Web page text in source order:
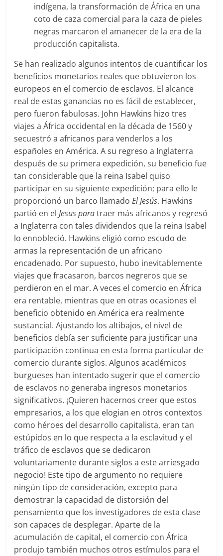
indígena, la transformación de África en una
coto de caza comercial para la caza de pieles
negras marcaron el amanecer de la era de la
producción capitalista.
Se han realizado algunos intentos de cuantificar los
beneficios monetarios reales que obtuvieron los
europeos en el comercio de esclavos. El alcance
real de estas ganancias no es fácil de establecer,
pero fueron fabulosas. John Hawkins hizo tres
viajes a África occidental en la década de 1560 y
secuestró a africanos para venderlos a los
españoles en América. A su regreso a Inglaterra
después de su primera expedición, su beneficio fue
tan considerable que la reina Isabel quiso
participar en su siguiente expedición; para ello le
proporcionó un barco llamadoEl Jesús. Hawkins
partió en elJesus paratraer más africanos y regresó
a Inglaterra con tales dividendos que la reina Isabel
lo ennobleció. Hawkins eligió como escudo de
armas la representación de un africano
encadenado. Por supuesto, hubo inevitablemente
viajes que fracasaron, barcos negreros que se
perdieron en el mar. A veces el comercio en África
era rentable, mientras que en otras ocasiones el
beneficio obtenido en América era realmente
sustancial. Ajustando los altibajos, el nivel de
beneficios debía ser suficiente para justificar una
participación continua en esta forma particular de
comercio durante siglos. Algunos académicos
burgueses han intentado sugerir que el comercio
de esclavos no generaba ingresos monetarios
significativos. ¡Quieren hacernos creer que estos
empresarios, a los que elogian en otros contextos
como héroes del desarrollo capitalista, eran tan
estúpidos en lo que respecta a la esclavitud y el
tráfico de esclavos que se dedicaron
voluntariamente durante siglos a este arriesgado
negocio! Este tipo de argumento no requiere
ningún tipo de consideración, excepto para
demostrar la capacidad de distorsión del
pensamiento que los investigadores de esta clase
son capaces de desplegar. Aparte de la
acumulación de capital, el comercio con África
produjo también muchos otros estímulos para el